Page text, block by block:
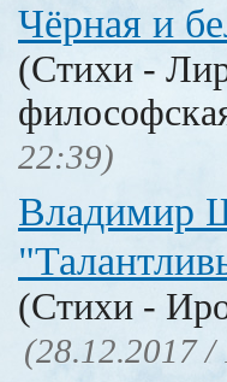
Чёрная и
(Стихи -
22:39)
Владимир
(Стихи -
(28.12.2017 /